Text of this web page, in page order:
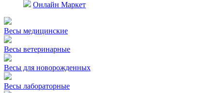
Онлайн Маркет
Весы медицинские
Весы ветеринарные
Весы для новорожденных
Весы лабораторные